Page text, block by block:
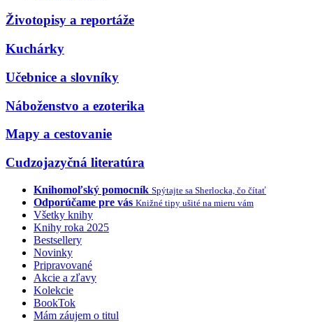
Životopisy a reportáže
Kuchárky
Učebnice a slovníky
Náboženstvo a ezoterika
Mapy a cestovanie
Cudzojazyčná literatúra
Knihomoľský pomocník Spýtajte sa Sherlocka, čo čítať
Odporúčame pre vás Knižné tipy ušité na mieru vám
Všetky knihy
Knihy roka 2025
Bestsellery
Novinky
Pripravované
Akcie a zľavy
Kolekcie
BookTok
Mám záujem o titul